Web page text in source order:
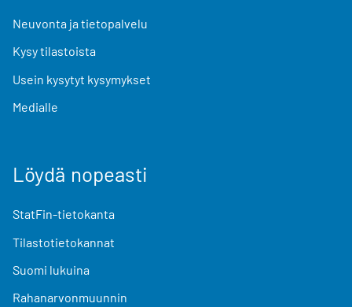
Neuvonta ja tietopalvelu
Kysy tilastoista
Usein kysytyt kysymykset
Medialle
Löydä nopeasti
StatFin-tietokanta
Tilastotietokannat
Suomi lukuina
Rahanarvonmuunnin